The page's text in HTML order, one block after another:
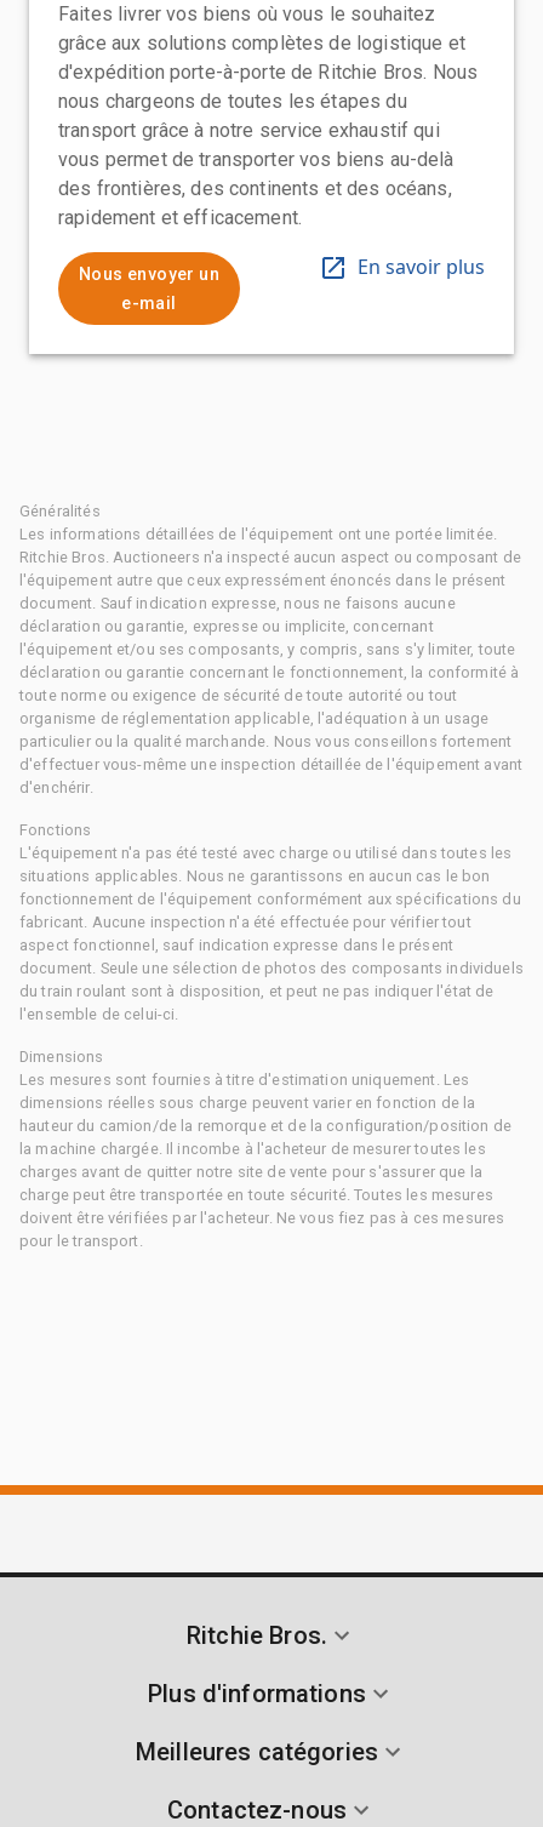
Faites livrer vos biens où vous le souhaitez
grâce aux solutions complètes de logistique et
d'expédition porte-à-porte de Ritchie Bros. Nous
nous chargeons de toutes les étapes du
transport grâce à notre service exhaustif qui
vous permet de transporter vos biens au-delà
des frontières, des continents et des océans,
rapidement et efficacement.
Nous envoyer un
e-mail
En savoir plus
Généralités
Les informations détaillées de l'équipement ont une portée limitée.
Ritchie Bros. Auctioneers n'a inspecté aucun aspect ou composant de
l'équipement autre que ceux expressément énoncés dans le présent
document. Sauf indication expresse, nous ne faisons aucune
déclaration ou garantie, expresse ou implicite, concernant
l'équipement et/ou ses composants, y compris, sans s'y limiter, toute
déclaration ou garantie concernant le fonctionnement, la conformité à
toute norme ou exigence de sécurité de toute autorité ou tout
organisme de réglementation applicable, l'adéquation à un usage
particulier ou la qualité marchande. Nous vous conseillons fortement
d'effectuer vous-même une inspection détaillée de l'équipement avant
d'enchérir.
Fonctions
L'équipement n'a pas été testé avec charge ou utilisé dans toutes les
situations applicables. Nous ne garantissons en aucun cas le bon
fonctionnement de l'équipement conformément aux spécifications du
fabricant. Aucune inspection n'a été effectuée pour vérifier tout
aspect fonctionnel, sauf indication expresse dans le présent
document. Seule une sélection de photos des composants individuels
du train roulant sont à disposition, et peut ne pas indiquer l'état de
l'ensemble de celui-ci.
Dimensions
Les mesures sont fournies à titre d'estimation uniquement. Les
dimensions réelles sous charge peuvent varier en fonction de la
hauteur du camion/de la remorque et de la configuration/position de
la machine chargée. Il incombe à l'acheteur de mesurer toutes les
charges avant de quitter notre site de vente pour s'assurer que la
charge peut être transportée en toute sécurité. Toutes les mesures
doivent être vérifiées par l'acheteur. Ne vous fiez pas à ces mesures
pour le transport.
Ritchie Bros.
Plus d'informations
Meilleures catégories
Contactez-nous